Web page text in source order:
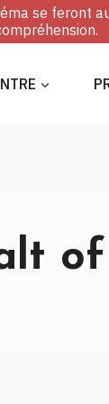
se feront